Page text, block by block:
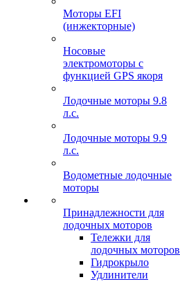
Моторы EFI
(инжекторные)
Носовые
электромоторы с
функцией GPS якоря
Лодочные моторы 9.8
л.с.
Лодочные моторы 9.9
л.с.
Водометные лодочные
моторы
Принадлежности для
лодочных моторов
Тележки для
лодочных моторов
Гидрокрыло
Удлинители